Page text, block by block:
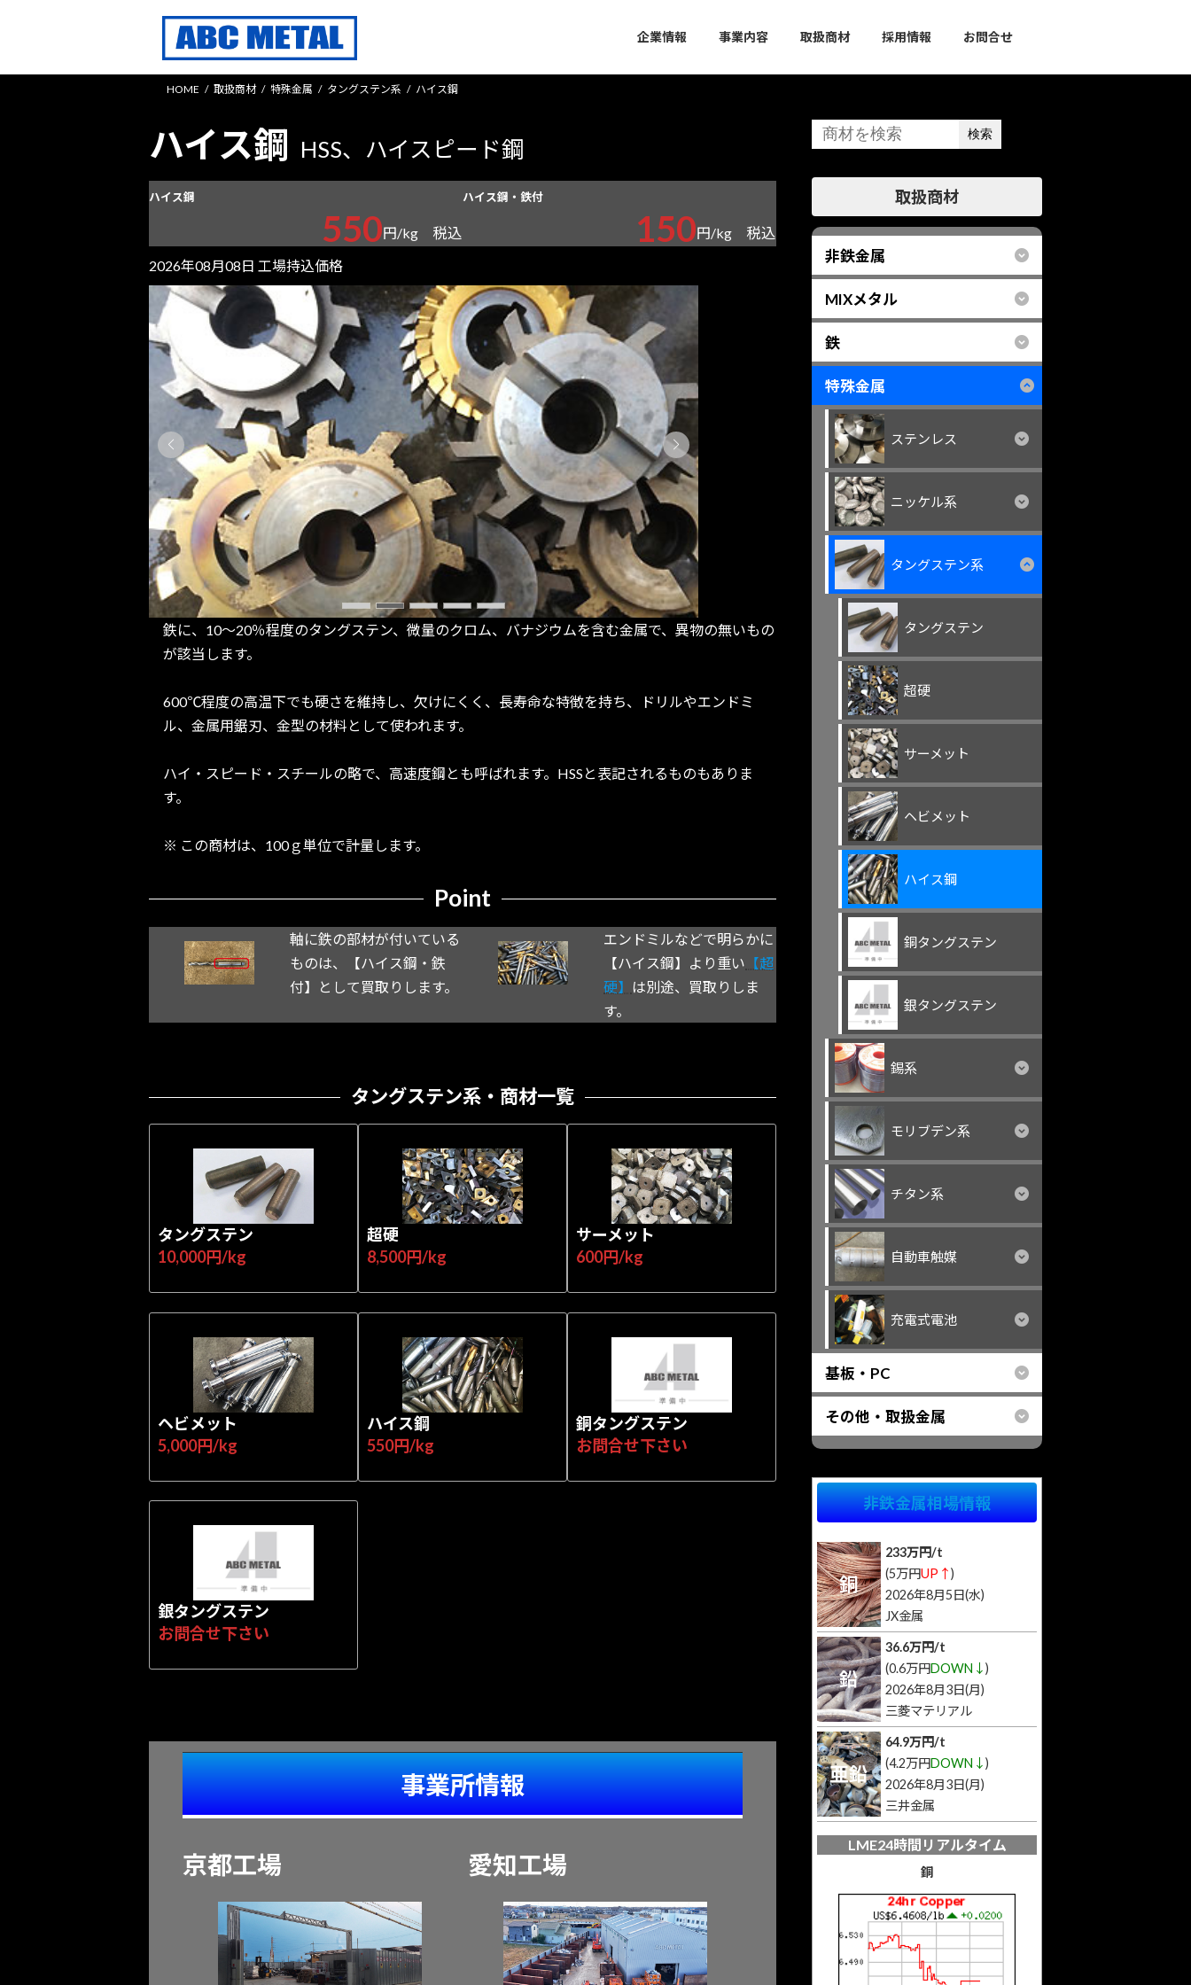
ン
ー
企業情報 事業内容 取扱商材 採用情報 お問合せ
HOME 取扱商材 特殊金属 タングステン系 ハイス鋼
ハイス鋼 HSS、ハイスピード鋼
ハイス鋼
550円/kg 税込
ハイス鋼・鉄付
150円/kg 税込
2026年08月08日 工場持込価格
鉄に、10～20％程度のタングステン、微量のクロム、バナジウムを含む金属で、異物の無いもの
が該当します。
600℃程度の高温下でも硬さを維持し、欠けにくく、長寿命な特徴を持ち、ドリルやエンドミ
ル、金属用鋸刃、金型の材料として使われます。
ハイ・スピード・スチールの略で、高速度鋼とも呼ばれます。HSSと表記されるものもありま
す。
※ この商材は、100ｇ単位で計量します。
Point
軸に鉄の部材が付いている
ものは、【ハイス鋼・鉄
付】として買取りします。
エンドミルなどで明らかに
【ハイス鋼】より重い 【超
硬】 は別途、買取りしま
す。
タングステン系・商材一覧
タングステン
10,000円/kg
超硬
8,500円/kg
サーメット
600円/kg
ヘビメット
5,000円/kg
ハイス鋼
550円/kg
銅タングステン
お問合せ下さい
銀タングステン
お問合せ下さい
事業所情報
京都工場 愛知工場
検索
取扱商材
ー
リ
ク
非鉄金属
MIXメタル
鉄
特殊金属
ステンレス
ニッケル系
タングステン系
タングステン
超硬
サーメット
ヘビメット
ハイス鋼
銅タングステン
銀タングステン
錫系
モリブデン系
チタン系
自動車触媒
充電式電池
基板・PC
その他・取扱金属
非鉄金属相場情報
銅
233万円/t
(5万円UP↑)
2026年8月5日(水)
JX金属
鉛
36.6万円/t
(0.6万円DOWN↓)
2026年8月3日(月)
三菱マテリアル
亜鉛
64.9万円/t
(4.2万円DOWN↓)
2026年8月3日(月)
三井金属
LME24時間リアルタイム
銅